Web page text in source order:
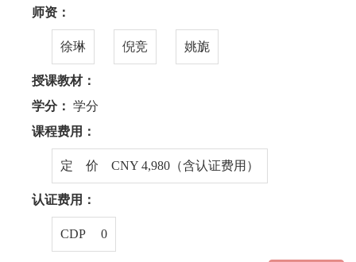
师资：
徐琳 倪竞 姚旎
授课教材：
学分： 学分
课程费用：
定 价 CNY 4,980（含认证费用）
认证费用：
CDP 0